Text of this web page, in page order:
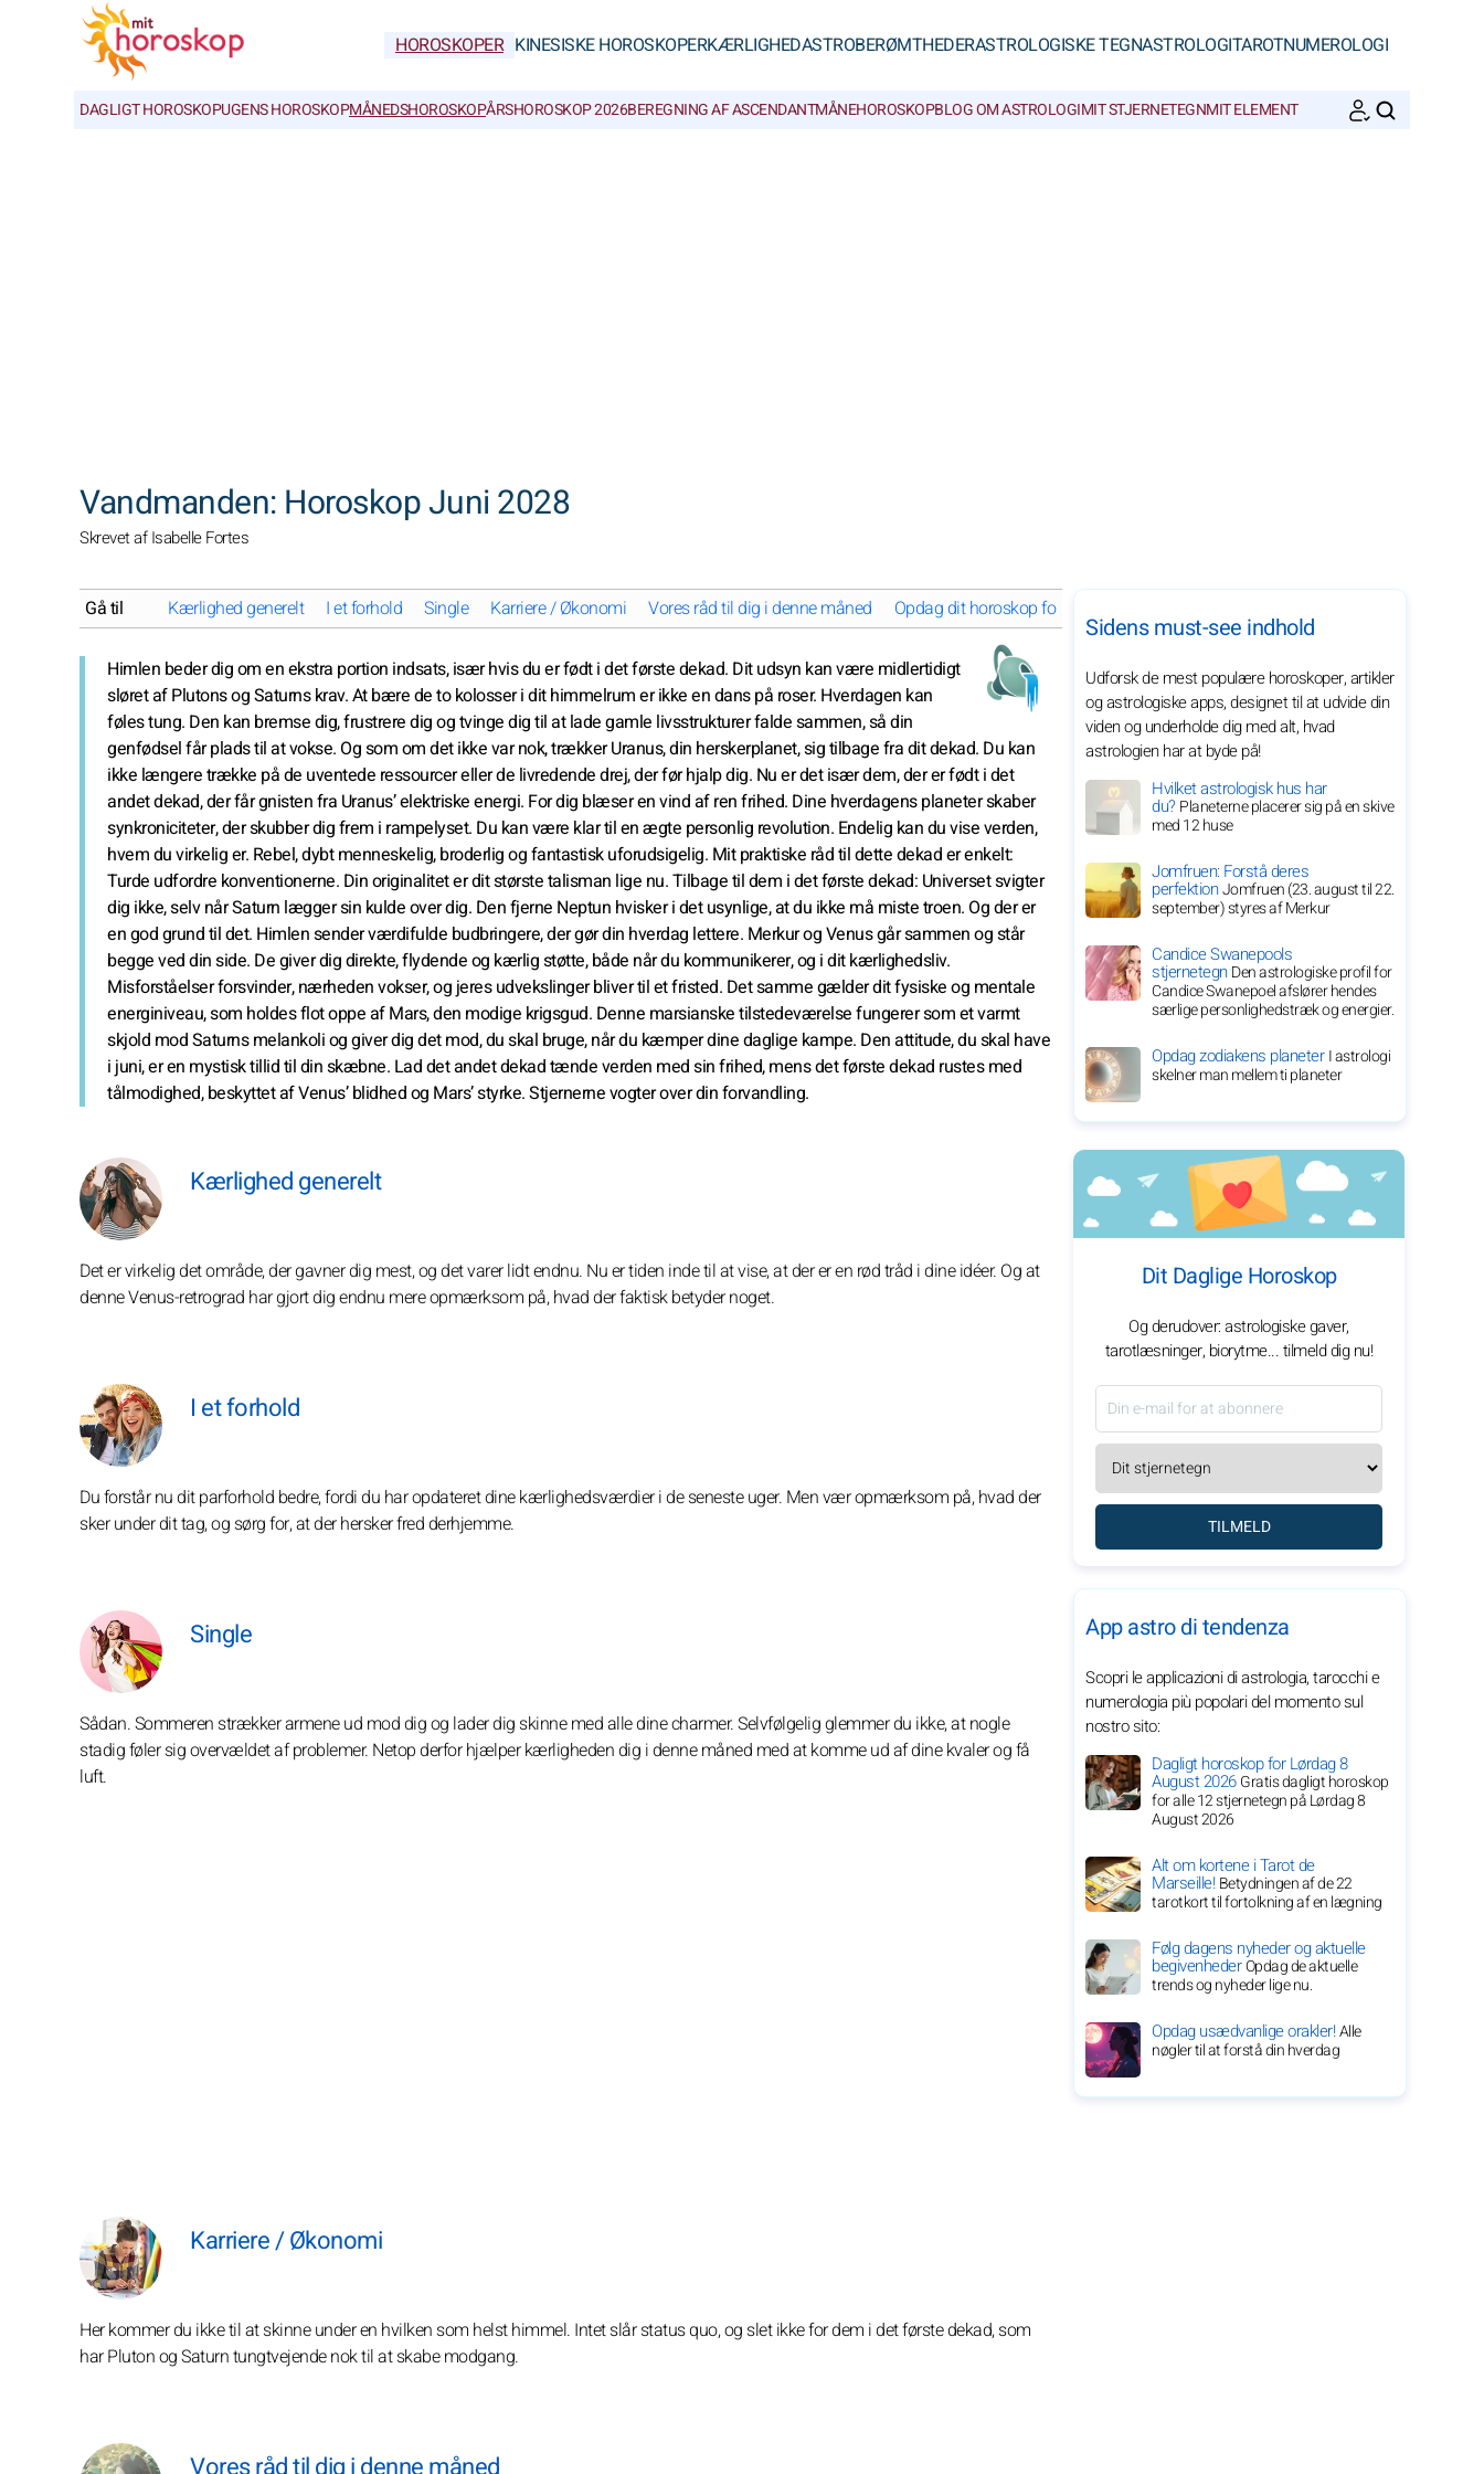
HOROSKOPER KINESISKE HOROSKOPERKÆRLIGHEDASTROBERØMTHEDERASTROLOGISKE TEGNASTROLOGITAROTNUMEROLOGI
DAGLIGT HOROSKOPUGENS HOROSKOPMÅNEDSHOROSKOPÅRSHOROSKOP 2026BEREGNING AF ASCENDANTMÅNEHOROSKOPBLOG OM ASTROLOGIMIT STJERNETEGNMIT ELEMENT
Vandmanden: Horoskop Juni 2028
Skrevet af Isabelle Fortes
Gå til Kærlighed generelt I et forhold Single Karriere / Økonomi Vores råd til dig i denne måned Opdag dit horoskop for Juni 2028 for dit stjernetegn
Himlen beder dig om en ekstra portion indsats, især hvis du er født i det første dekad. Dit udsyn kan være midlertidigt
sløret af Plutons og Saturns krav. At bære de to kolosser i dit himmelrum er ikke en dans på roser. Hverdagen kan
føles tung. Den kan bremse dig, frustrere dig og tvinge dig til at lade gamle livsstrukturer falde sammen, så din
genfødsel får plads til at vokse. Og som om det ikke var nok, trækker Uranus, din herskerplanet, sig tilbage fra dit dekad. Du kan
ikke længere trække på de uventede ressourcer eller de livredende drej, der før hjalp dig. Nu er det især dem, der er født i det
andet dekad, der får gnisten fra Uranus’ elektriske energi. For dig blæser en vind af ren frihed. Dine hverdagens planeter skaber
synkroniciteter, der skubber dig frem i rampelyset. Du kan være klar til en ægte personlig revolution. Endelig kan du vise verden,
hvem du virkelig er. Rebel, dybt menneskelig, broderlig og fantastisk uforudsigelig. Mit praktiske råd til dette dekad er enkelt:
Turde udfordre konventionerne. Din originalitet er dit største talisman lige nu. Tilbage til dem i det første dekad: Universet svigter
dig ikke, selv når Saturn lægger sin kulde over dig. Den fjerne Neptun hvisker i det usynlige, at du ikke må miste troen. Og der er
en god grund til det. Himlen sender værdifulde budbringere, der gør din hverdag lettere. Merkur og Venus går sammen og står
begge ved din side. De giver dig direkte, flydende og kærlig støtte, både når du kommunikerer, og i dit kærlighedsliv.
Misforståelser forsvinder, nærheden vokser, og jeres udvekslinger bliver til et fristed. Det samme gælder dit fysiske og mentale
energiniveau, som holdes flot oppe af Mars, den modige krigsgud. Denne marsianske tilstedeværelse fungerer som et varmt
skjold mod Saturns melankoli og giver dig det mod, du skal bruge, når du kæmper dine daglige kampe. Den attitude, du skal have
i juni, er en mystisk tillid til din skæbne. Lad det andet dekad tænde verden med sin frihed, mens det første dekad rustes med
tålmodighed, beskyttet af Venus’ blidhed og Mars’ styrke. Stjernerne vogter over din forvandling.
Kærlighed generelt
Det er virkelig det område, der gavner dig mest, og det varer lidt endnu. Nu er tiden inde til at vise, at der er en rød tråd i dine idéer. Og at
denne Venus-retrograd har gjort dig endnu mere opmærksom på, hvad der faktisk betyder noget.
I et forhold
Du forstår nu dit parforhold bedre, fordi du har opdateret dine kærlighedsværdier i de seneste uger. Men vær opmærksom på, hvad der
sker under dit tag, og sørg for, at der hersker fred derhjemme.
Single
Sådan. Sommeren strækker armene ud mod dig og lader dig skinne med alle dine charmer. Selvfølgelig glemmer du ikke, at nogle
stadig føler sig overvældet af problemer. Netop derfor hjælper kærligheden dig i denne måned med at komme ud af dine kvaler og få
luft.
Karriere / Økonomi
Her kommer du ikke til at skinne under en hvilken som helst himmel. Intet slår status quo, og slet ikke for dem i det første dekad, som
har Pluton og Saturn tungtvejende nok til at skabe modgang.
Sidens must-see indhold
Udforsk de mest populære horoskoper, artikler
og astrologiske apps, designet til at udvide din
viden og underholde dig med alt, hvad
astrologien har at byde på!
Hvilket astrologisk hus har
du?Planeterne placerer sig på en skive
med 12 huse
Jomfruen: Forstå deres
perfektionJomfruen (23. august til 22.
september) styres af Merkur
Candice Swanepools
stjernetegnDen astrologiske profil for
Candice Swanepoel afslører hendes
særlige personlighedstræk og energier.
Opdag zodiakens planeterI astrologi
skelner man mellem ti planeter
Dit Daglige Horoskop
Og derudover: astrologiske gaver,
tarotlæsninger, biorytme... tilmeld dig nu!
TILMELD
App astro di tendenza
Scopri le applicazioni di astrologia, tarocchi e
numerologia più popolari del momento sul
nostro sito:
Dagligt horoskop for Lørdag 8
August 2026Gratis dagligt horoskop
for alle 12 stjernetegn på Lørdag 8
August 2026
Alt om kortene i Tarot de
Marseille!Betydningen af de 22
tarotkort til fortolkning af en lægning
Følg dagens nyheder og aktuelle
begivenhederOpdag de aktuelle
trends og nyheder lige nu.
Opdag usædvanlige orakler!Alle
nøgler til at forstå din hverdag